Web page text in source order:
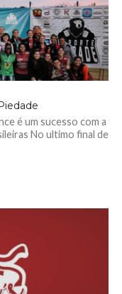
é um sucesso com a
No ultimo final de